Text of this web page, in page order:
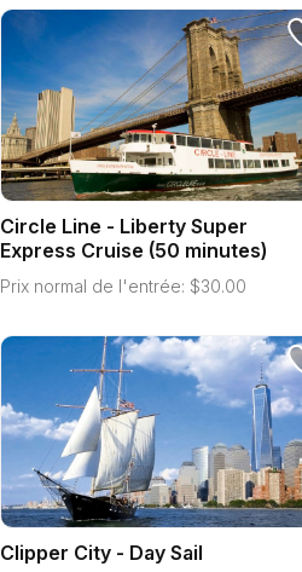
Circle Line - Liberty Super
Express Cruise (50 minutes)
Prix normal de l'entrée: $30.00
Clipper City - Day Sail